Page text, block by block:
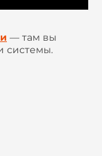
— там вы
системы.